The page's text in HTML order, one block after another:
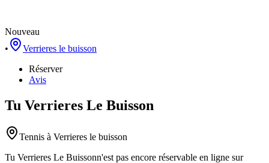
Nouveau
•
Verrieres le buisson
Réserver
Avis
Tu Verrieres Le Buisson
Tennis à Verrieres le buisson
Tu Verrieres Le Buissonn'est pas encore réservable en ligne sur